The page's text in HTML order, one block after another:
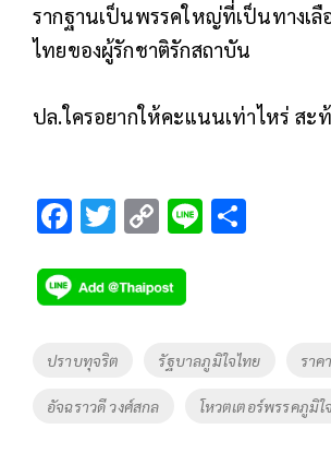
รากฐานเป็นพรรคใหญ่ที่เป็นทางเลื
ไทยของผู้รักชาติรักสถาบัน
ปล.ใครอยากให้คะแนนเท่าไหร่ สะ
F
e
b
o
k
T
tt
er
C
p
y
Li
Li
Tags
ปราบทุจริต รัฐบาลภูมิใจไทย ราค
อัจฉราวดี วงศ์สกล โหวตเตอร์พรรคภูมิใ